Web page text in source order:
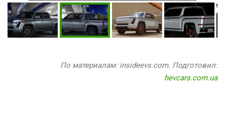
По материалам: insideevs.com. Подготовил:
hevcars.com.ua